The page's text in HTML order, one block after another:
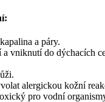
a páry.
vniknutí do dýchacích
alergickou kožní
pro vodní